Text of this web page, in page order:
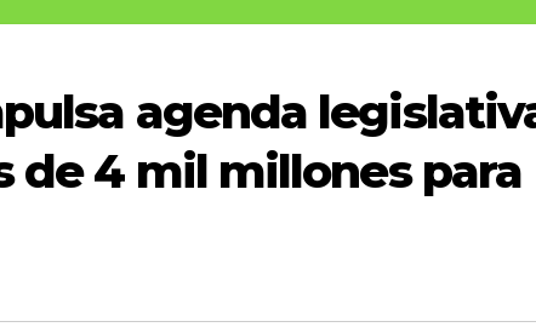
agenda
de 4 mil millones para